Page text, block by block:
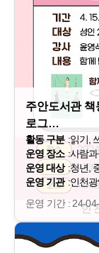
주안도서관
로그…
활동 구분 :읽기,
운영 장소 :사람
운영 대상 :청년,
운영 기관 :인천
운영 기간 : 24-